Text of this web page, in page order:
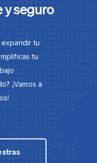
y seguro
tu
tu
¡Vamos a